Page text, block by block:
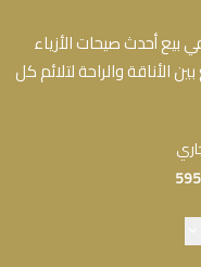
أحدث صيحات الأزياء
الأناقة والراحة لتلائم كل